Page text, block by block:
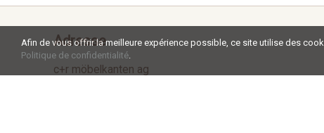
Adresse
c+r möbelkanten ag
Afin de vous offrir la meilleure expérience possible, ce site utilise des
Politique de confidentialité.